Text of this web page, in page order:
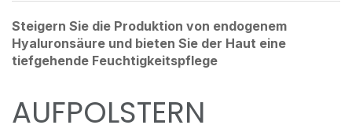
Steigern Sie die Produktion von endogenem
Hyaluronsäure und bieten Sie der Haut eine
tiefgehende Feuchtigkeitspflege
AUFPOLSTERN